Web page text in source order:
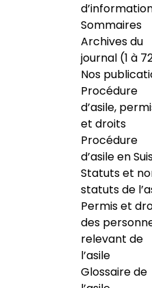
Sommaires
Archives du
journal (1 à
Nos
Procédure
d’asile,
et droits
Procédure
d’asile en
Statuts et
statuts de
Permis et
des
relevant de
l’asile
Glossaire de